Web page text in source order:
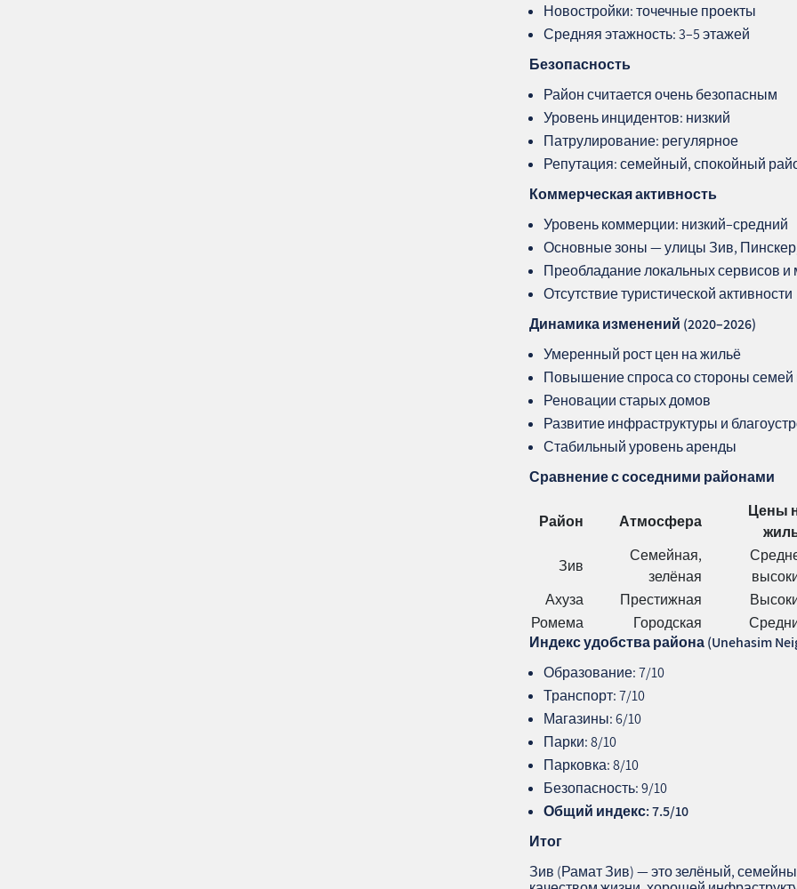
Новостройки: точечные проекты
Средняя этажность: 3–5 этажей
Безопасность
Район считается очень безопасным
Уровень инцидентов: низкий
Патрулирование: регулярное
Репутация: семейный, спокойный
Коммерческая активность
Уровень коммерции: низкий–средний
Основные зоны — улицы Зив,
Преобладание локальных сервисов и
Отсутствие туристической активности
Динамика изменений (2020–2026)
Умеренный рост цен на жильё
Повышение спроса со стороны
Реновации старых домов
Развитие инфраструктуры и
Стабильный уровень аренды
Сравнение с соседними районами
Район Атмосфера
Цены
Зив
Семейная,
зелёная
Ахуза
Престижная
Ромема
Городская
Индекс удобства района (Unehasim
Образование: 7/10
Транспорт: 7/10
Магазины: 6/10
Парки: 8/10
Парковка: 8/10
Безопасность: 9/10
Общий индекс:7.5/10
Итог
Зив (Рамат Зив) — это зелёный,